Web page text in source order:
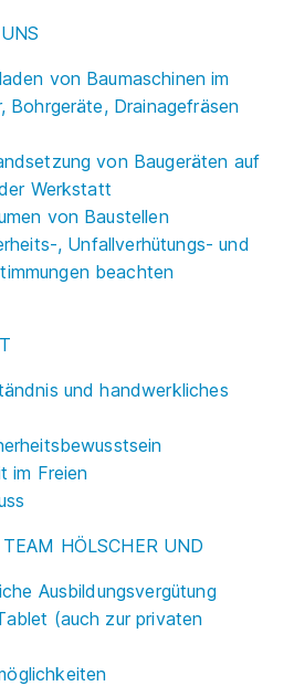
von Baumaschinen im
Bohrgeräte, Drainagefräsen
von Baugeräten auf
Werkstatt
von Baustellen
, Unfallverhütungs- und
beachten
und handwerkliches
im Freien
HÖLSCHER UND
Ausbildungsvergütung
(auch zur privaten